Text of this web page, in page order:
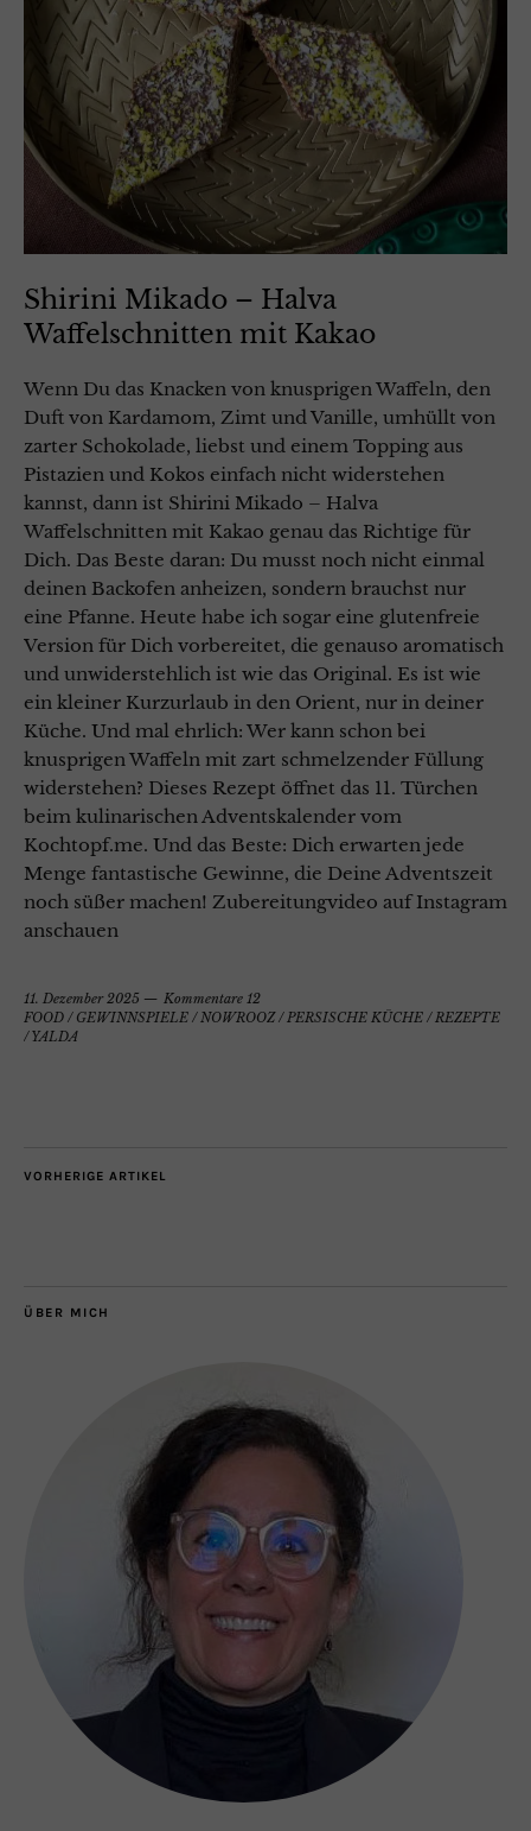
Shirini Mikado – Halva
Waffelschnitten mit Kakao
Wenn Du das Knacken von knusprigen Waffeln, den
Duft von Kardamom, Zimt und Vanille, umhüllt von
zarter Schokolade, liebst und einem Topping aus
Pistazien und Kokos einfach nicht widerstehen
kannst, dann ist Shirini Mikado – Halva
Waffelschnitten mit Kakao genau das Richtige für
Dich. Das Beste daran: Du musst noch nicht einmal
deinen Backofen anheizen, sondern brauchst nur
eine Pfanne. Heute habe ich sogar eine glutenfreie
Version für Dich vorbereitet, die genauso aromatisch
und unwiderstehlich ist wie das Original. Es ist wie
ein kleiner Kurzurlaub in den Orient, nur in deiner
Küche. Und mal ehrlich: Wer kann schon bei
knusprigen Waffeln mit zart schmelzender Füllung
widerstehen? Dieses Rezept öffnet das 11. Türchen
beim kulinarischen Adventskalender vom
Kochtopf.me. Und das Beste: Dich erwarten jede
Menge fantastische Gewinne, die Deine Adventszeit
noch süßer machen! Zubereitungvideo auf Instagram
anschauen
11. Dezember 2025
Kommentare 12
FOOD / GEWINNSPIELE /NOWROOZ/PERSISCHE KÜCHE /REZEPTE
/YALDA
VORHERIGE ARTIKEL
ÜBER MICH